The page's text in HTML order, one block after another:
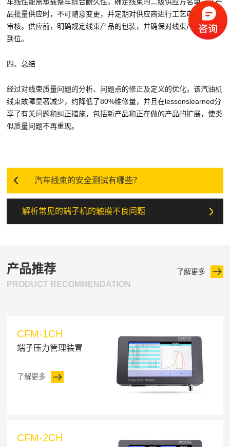
品批量供应时，不可随意变更，并定期对供应商进行工艺审核及产品
审核。供应前，明确规定线束产品的包装，并确保对线束产品的保护
到位。
四、总结
经过对线束质量问题的分析、问题点的修正及定义的优化，该汽油机
线束故障显著减少，约降低了80%维修量，并且在lessonslearned分
享了有关问题和纠正措施，包括新产品和正在做的产品的扩展，使类
似质量问题不再重现。
汽车线束的安全测试有哪些？
解析常见的端子机的触摸不良问题
产品推荐
PRODUCT RECOMMENDATION
了解更多
CFM-1CH
端子压力管理装置
了解更多
CFM-2CH